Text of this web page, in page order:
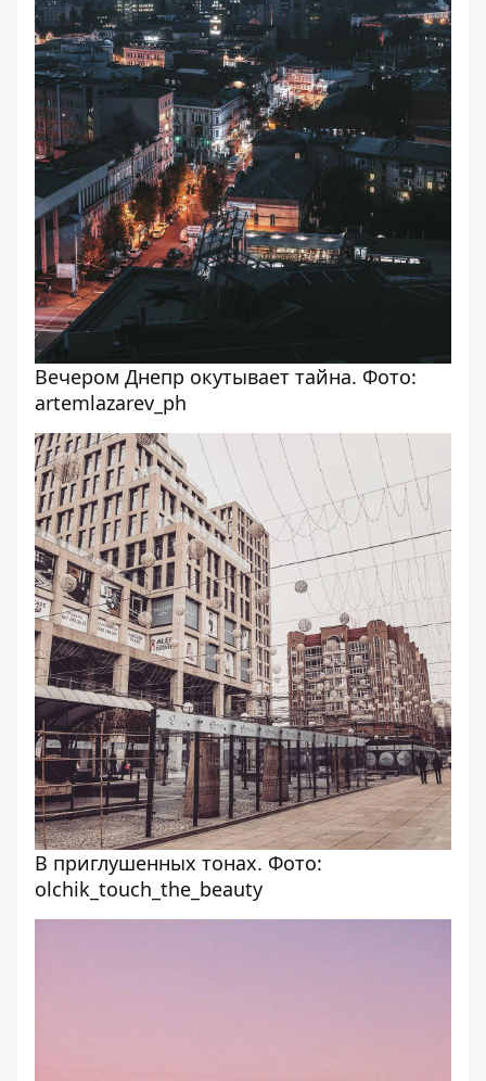
Вечером Днепр окутывает тайна. Фото:
artemlazarev_ph
В приглушенных тонах. Фото:
olchik_touch_the_beauty